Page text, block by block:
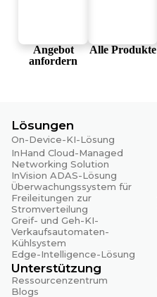
5 Jahre
Angebot
anfordern
Alle Produkte
Lösungen
On-Device-KI-Lösung
InHand Cloud-Managed
Networking Solution
InVision ADAS-Lösung
Überwachungssystem für
Freileitungen zur
Stromverteilung
Greif- und Geh-KI-
Verkaufsautomaten-
Kühlsystem
Edge-Intelligence-Lösung
Unterstützung
Ressourcenzentrum
Blogs